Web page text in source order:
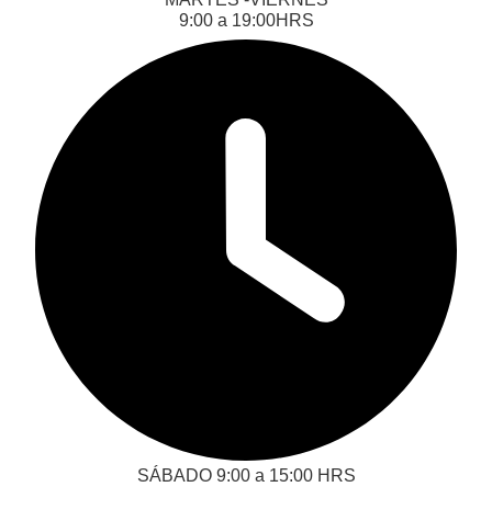
‎‎‎9:00 a 19:00HRS
SÁBADO 9:00 a 15:00 HRS